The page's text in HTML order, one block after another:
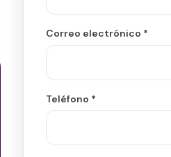
Correo electrónico *
Teléfono *